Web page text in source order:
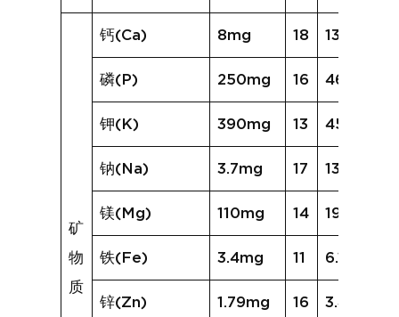
矿
物
质
钙(Ca) 8mg 18 135mg
磷(P) 250mg 16 462mg
钾(K) 390mg 13 458mg
钠(Na) 3.7mg 17 137.2mg
镁(Mg) 110mg 14 197mg
铁(Fe) 3.4mg 11 6.1mg
锌(Zn) 1.79mg 16 3.46mg